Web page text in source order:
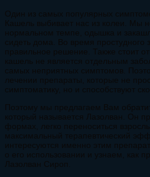
Один из самых популярных
Кашель выбивает нас из колеи. Мы
нормальном темпе, одышка и
сидеть дома. Во время простудного
правильное решение. Также стоит
кашель не является отдельным
самых неприятных симптомов.
лечении препараты, которые не
симптоматику, но и способствуют
Поэтому мы предлагаем Вам
который называется Лазолван. Он
формах, легко переноситься
максимальный терапевтический
интересуются именно этим
о его использовании и узнаем, как
Лазолван Сироп.